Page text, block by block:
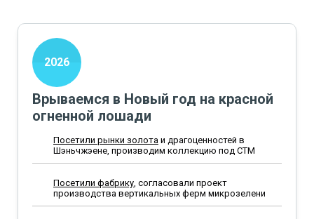
2026
Врываемся в Новый год на красной
огненной лошади
Посетили рынки золота и драгоценностей в
Шэньчжэене, производим коллекцию под СТМ
Посетили фабрику , согласовали проект
производства вертикальных ферм микрозелени